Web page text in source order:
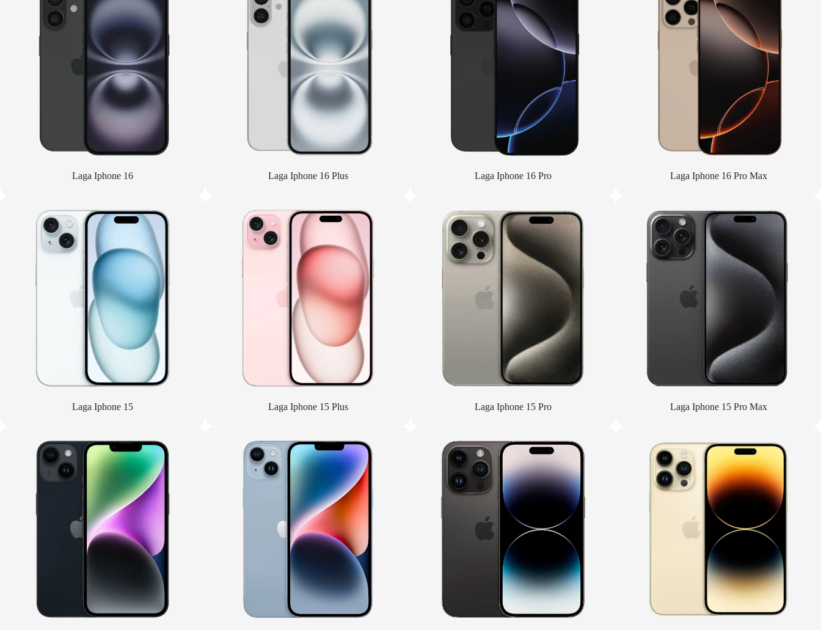
Laga Iphone 16 Laga Iphone 16 Plus Laga Iphone 16 Pro Laga Iphone 16 Pro Max
Laga Iphone 15 Laga Iphone 15 Plus Laga Iphone 15 Pro Laga Iphone 15 Pro Max